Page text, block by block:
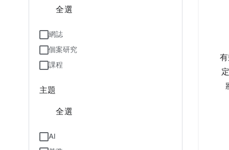
全選
網誌
個案研究
課程
主題
全選
AI